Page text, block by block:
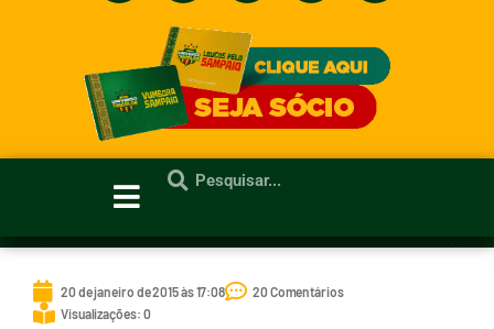
20 de janeiro de 2015 às 17:08
20 Comentários
Visualizações: 0